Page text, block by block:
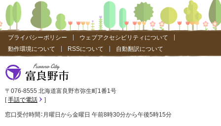
プライバシーポリシー
ウェブアクセシビリティについて
動作環境について
RSSについて 自動翻訳について
〒076-8555 北海道富良野市弥生町1番1号
手話で電話
窓口受付時間：月曜日から金曜日 午前8時30分から午後5時15分